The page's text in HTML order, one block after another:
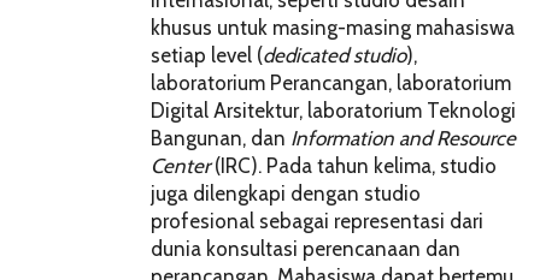
khusus untuk masing-masing mahasiswa
setiap level (dedicated studio),
laboratorium Perancangan, laboratorium
Digital Arsitektur, laboratorium Teknologi
Bangunan, dan Information and Resource
Center(IRC). Pada tahun kelima, studio
juga dilengkapi dengan studio
profesional sebagai representasi dari
dunia konsultasi perencanaan dan